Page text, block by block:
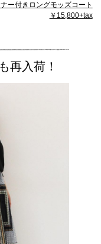
ー付きロングモッズコート
￥15,800+tax
再入荷！